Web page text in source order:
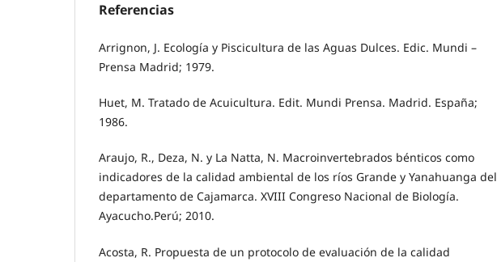
Referencias
Arrignon, J. Ecología y Piscicultura de las Aguas Dulces. Edic. Mundi –
Prensa Madrid; 1979.
Huet, M. Tratado de Acuicultura. Edit. Mundi Prensa. Madrid. España;
1986.
Araujo, R., Deza, N. y La Natta, N. Macroinvertebrados bénticos como
indicadores de la calidad ambiental de los ríos Grande y Yanahuanga del
departamento de Cajamarca. XVIII Congreso Nacional de Biología.
Ayacucho.Perú; 2010.
Acosta, R. Propuesta de un protocolo de evaluación de la calidad